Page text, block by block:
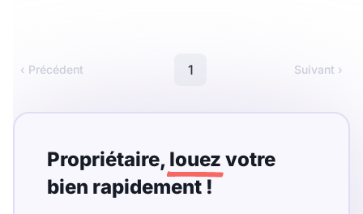
Montant du loyer
€
Nombre de pièces
‹ Précédent 1 Suivant ›
Propriétaire, louez votre
bien rapidement !